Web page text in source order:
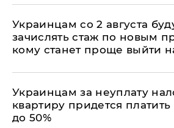
Украинцам со 2 августа
зачислять стаж по новым
кому станет проще выйти
Украинцам за неуплату
квартиру придется
до 50%